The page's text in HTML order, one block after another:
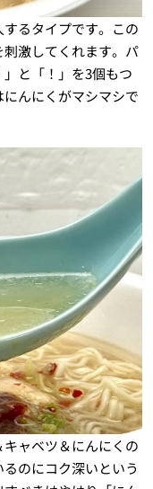
るタイプです。この
激してくれます。パ
と「！」を3個もつ
んにくがマシマシで
ャベツ＆にんにくの
のにコク深いという